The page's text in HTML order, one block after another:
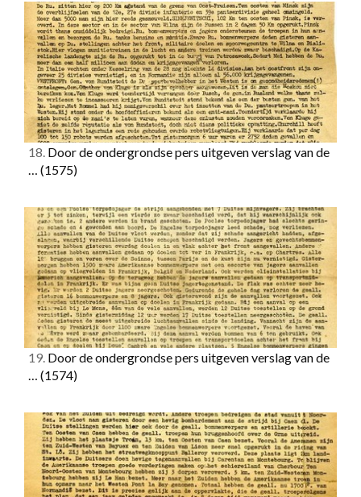
18. Door de ondergrondse pers uitgeven verslag van de
… (1575)
19. Door de ondergrondse pers uitgeven verslag van de
… (1574)